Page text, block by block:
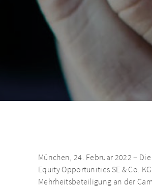
München, 24. Februar 2022 –
Equity Opportunities SE & Co.
Mehrheitsbeteiligung an der